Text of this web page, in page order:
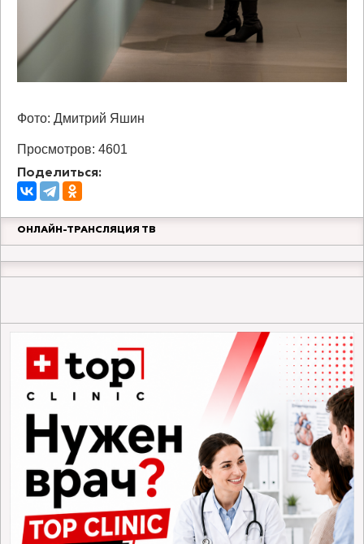
Фото: Дмитрий Яшин
Просмотров: 4601
Поделиться:
ОНЛАЙН-ТРАНСЛЯЦИЯ ТВ